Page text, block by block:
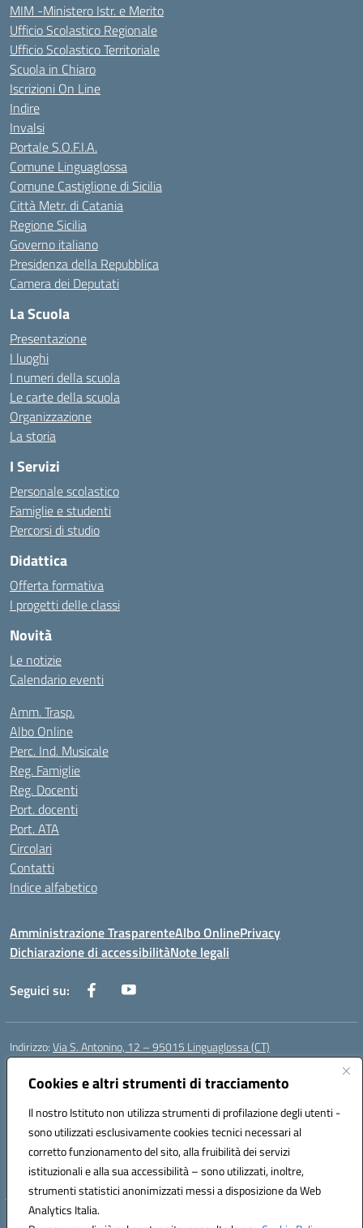
Cookies e altri strumenti di tracciamento
Il nostro Istituto non utilizza strumenti di profilazione degli utenti -
sono utilizzati esclusivamente cookies tecnici necessari al
corretto funzionamento del sito, alla fruibilità dei servizi
istituzionali e alla sua accessibilità – sono utilizzati, inoltre,
strumenti statistici anonimizzati messi a disposizione da Web
Analytics Italia.
MIM -Ministero Istr. e Merito
Ufficio Scolastico Regionale
Ufficio Scolastico Territoriale
Scuola in Chiaro
Iscrizioni On Line
Indire
Invalsi
Portale S.O.F.I.A.
Comune Linguaglossa
Comune Castiglione di Sicilia
Città Metr. di Catania
Regione Sicilia
Governo italiano
Presidenza della Repubblica
Camera dei Deputati
La Scuola
Presentazione
I luoghi
I numeri della scuola
Le carte della scuola
Organizzazione
La storia
I Servizi
Personale scolastico
Famiglie e studenti
Percorsi di studio
Didattica
Offerta formativa
I progetti delle classi
Novità
Le notizie
Calendario eventi
Amm. Trasp.
Albo Online
Perc. Ind. Musicale
Reg. Famiglie
Reg. Docenti
Port. docenti
Port. ATA
Circolari
Contatti
Indice alfabetico
Amministrazione TrasparenteAlbo OnlinePrivacy
Dichiarazione di accessibilitàNote legali
Seguici su:
Indirizzo:Via S. Antonino, 12 – 95015 Linguaglossa (CT)
Centralino:
Posta elettronica certificata (PEC):ctic83200r@pec.istruzione.it
Codice fiscale: 83002470876
Codice meccanografico:CTIC83200R
Codice Indice delle Pubbliche Amministrazioni (IPA): istsc_CTIC83200R
Codice unico di fatturazione (CUF): UF7TEB
Hosting & Powered by 3D Solution S.r.l.